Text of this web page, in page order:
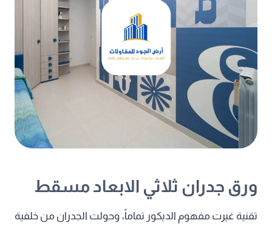
ورق جدران ثلاثي الابعاد مسقط
تقنية غيرت مفهوم الديكور تماماً، وحولت الجدران من خلفية